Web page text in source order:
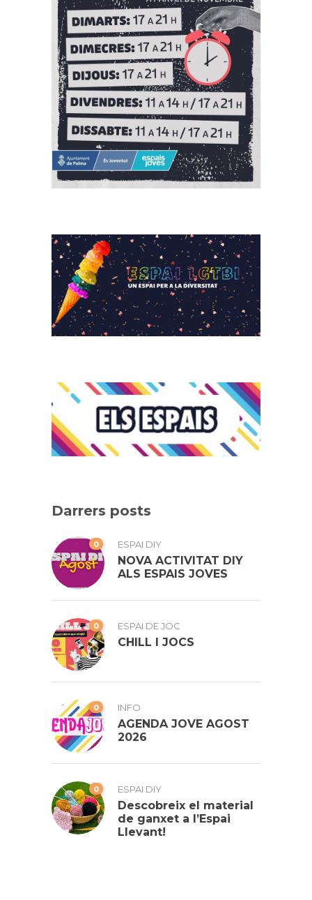
Darrers posts
0 ESPAI DIY
NOVA ACTIVITAT DIY
ALS ESPAIS JOVES
0 ESPAI DE JOC
CHILL I JOCS
0 INFO
AGENDA JOVE AGOST
2026
0 ESPAI DIY
Descobreix el material
de ganxet a l’Espai
Llevant!